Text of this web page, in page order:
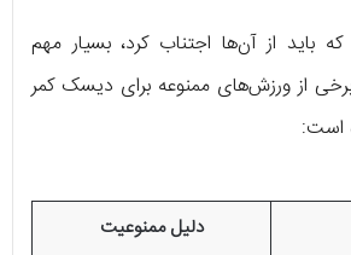
باید از آن‌ها اجتناب کرد، بسیار مهم
از ورزش‌های ممنوعه برای دیسک کمر
است:
دلیل ممنوعیت